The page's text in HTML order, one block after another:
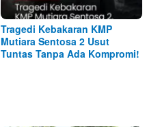
Tragedi Kebakaran KMP
Mutiara Sentosa 2 Usut
Tuntas Tanpa Ada Kompromi!